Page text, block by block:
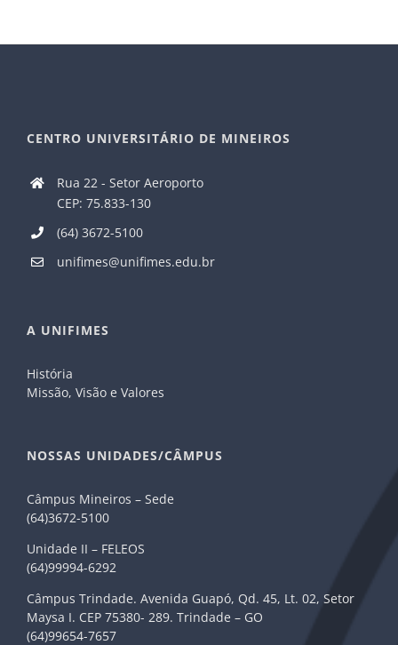
CENTRO UNIVERSITÁRIO DE MINEIROS
Rua 22 - Setor Aeroporto
CEP: 75.833-130
(64) 3672-5100
unifimes@unifimes.edu.br
A UNIFIMES
História
Missão, Visão e Valores
NOSSAS UNIDADES/CÂMPUS
Câmpus Mineiros – Sede
(64)3672-5100
Unidade II – FELEOS
(64)99994-6292
Câmpus Trindade. Avenida Guapó, Qd. 45, Lt. 02, Setor
Maysa I. CEP 75380- 289. Trindade – GO
(64)99654-7657